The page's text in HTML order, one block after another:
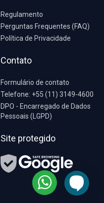
Regulamento
Perguntas Frequentes (FAQ)
Política de Privacidade
Contato
Formulário de contato
Telefone: +55 (11) 3149-4600
DPO - Encarregado de Dados
Pessoais (LGPD)
Site protegido